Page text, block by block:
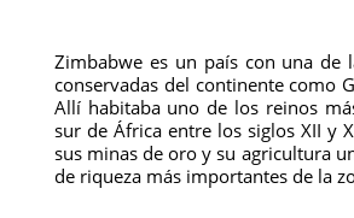
Zimbabwe es un país con una de
conservadas del continente como
Allí habitaba uno de los reinos
sur de África entre los siglos XII y
sus minas de oro y su agricultura
de riqueza más importantes de la